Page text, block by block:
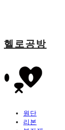
헬로공방
원단
리본